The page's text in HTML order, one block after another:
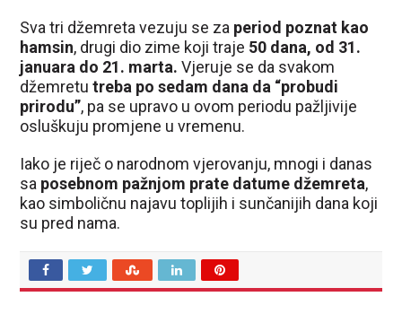
Sva tri džemreta vezuju se za period poznat kao
hamsin, drugi dio zime koji traje 50 dana, od 31.
januara do 21. marta. Vjeruje se da svakom
džemretutreba po sedam dana da “probudi
prirodu”, pa se upravo u ovom periodu pažljivije
osluškuju promjene u vremenu.
Iako je riječ o narodnom vjerovanju, mnogi i danas
sa posebnom pažnjom prate datume džemreta,
kao simboličnu najavu toplijih i sunčanijih dana koji
su pred nama.